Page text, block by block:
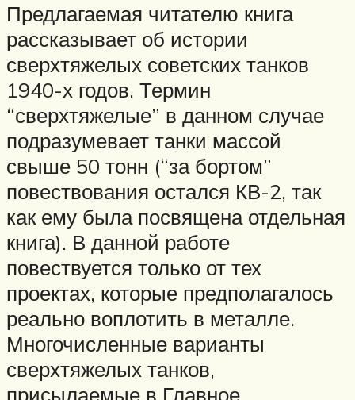
Предлагаемая читателю книга
рассказывает об истории
сверхтяжелых советских танков
1940-х годов. Термин
“сверхтяжелые” в данном случае
подразумевает танки массой
свыше 50 тонн (“за бортом”
повествования остался КВ-2, так
как ему была посвящена отдельная
книга). В данной работе
повествуется только от тех
проектах, которые предполагалось
реально воплотить в металле.
Многочисленные варианты
сверхтяжелых танков,
присылаемые в Главное